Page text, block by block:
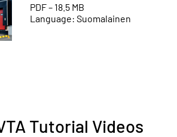
PDF – 18.5 MB
Language: Suomalainen
Tutorial Videos